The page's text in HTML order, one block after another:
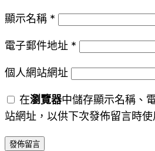
顯示名稱 *
電子郵件地址 *
個人網站網址
在瀏覽器中儲存顯示名稱、
站網址，以供下次發佈留言時使